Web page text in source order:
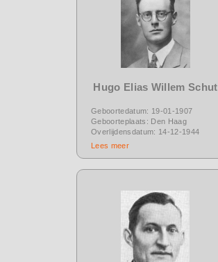
Hugo Elias Willem Schut
Geboortedatum: 19-01-1907
Geboorteplaats: Den Haag
Overlijdensdatum: 14-12-1944
Lees meer